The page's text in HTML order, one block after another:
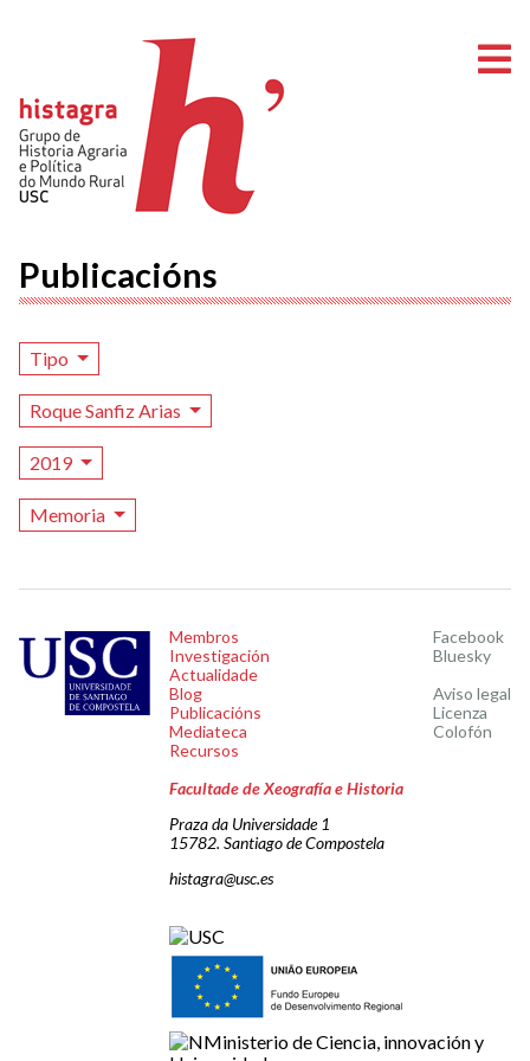
Publicacións
Tipo
Roque Sanfiz Arias
2019
Memoria
Membros
Investigación
Actualidade
Blog
Publicacións
Mediateca
Recursos
Facebook
Bluesky
Aviso legal
Licenza
Colofón
Facultade de Xeografía e Historia
Praza da Universidade 1
15782. Santiago de Compostela
histagra@usc.es